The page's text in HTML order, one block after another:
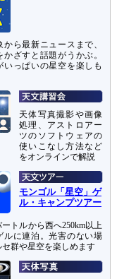
から最新ニュースまで、
かざすと話題がうかぶ。
いっぱいの星空を楽しも
天体写真撮影や画像
処理、アストロアー
ツのソフトウェアの
使いこなし方法など
をオンラインで解説
モンゴル「星空」ゲ
ル・キャンプツアー
ートルから西へ250km以上
ルに連泊。光害のない場
セ群や星空を楽しめます